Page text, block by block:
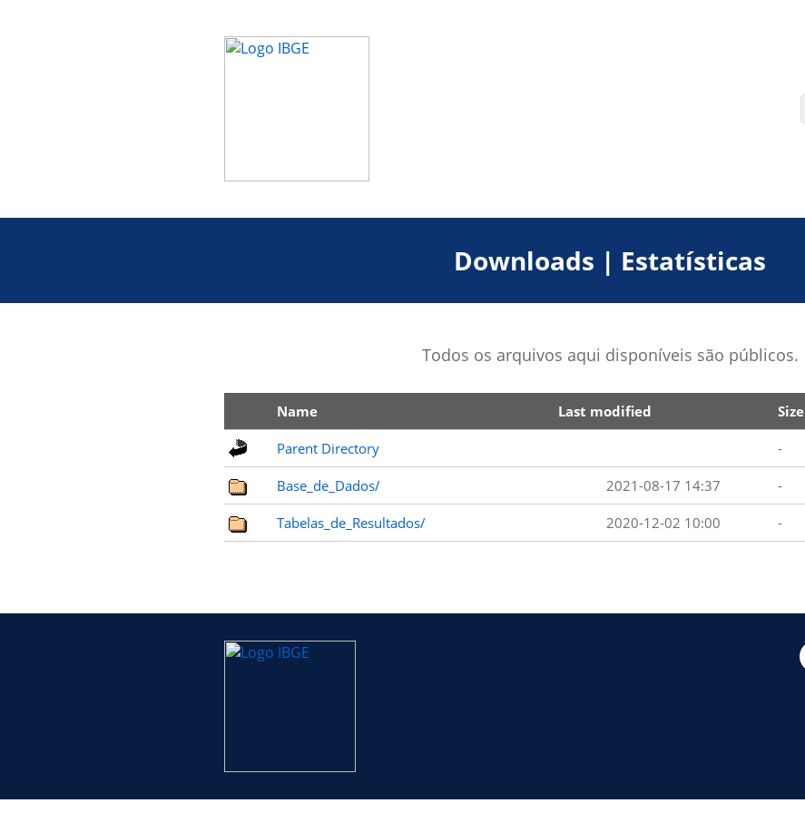
Downloads | Estatísticas
Todos os arquivos aqui disponíveis são públicos.
Name Last modified Size
Parent Directory -
Base_de_Dados/ 2021-08-17 14:37 -
Tabelas_de_Resultados/ 2020-12-02 10:00 -